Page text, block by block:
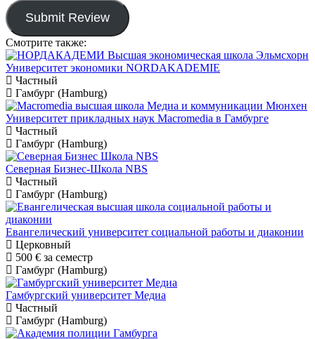
Submit Review
Смотрите также:
Университет экономики NORDAKADEMIE
Частный
Гамбург (Hamburg)
Университет прикладных наук Macromedia в Гамбурге
Частный
Гамбург (Hamburg)
Северная Бизнес-Школа NBS
Частный
Гамбург (Hamburg)
Евангелический университет социальной работы и диаконии
Церковный
500 € за семестр
Гамбург (Hamburg)
Гамбургский университет Медиа
Частный
Гамбург (Hamburg)